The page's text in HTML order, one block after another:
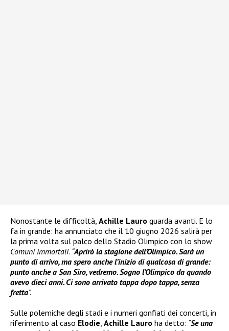
Nonostante le difficoltà, Achille Lauro guarda avanti. E lo
fa in grande: ha annunciato che il 10 giugno 2026 salirà per
la prima volta sul palco dello Stadio Olimpico con lo show
Comuni immortali. “Aprirò la stagione dell’Olimpico. Sarà un
punto di arrivo, ma spero anche l’inizio di qualcosa di grande:
punto anche a San Siro, vedremo. Sogno l’Olimpico da quando
avevo dieci anni. Ci sono arrivato tappa dopo tappa, senza
fretta”.
Sulle polemiche degli stadi e i numeri gonfiati dei concerti, in
riferimento al caso Elodie, Achille Lauro ha detto: “Se una